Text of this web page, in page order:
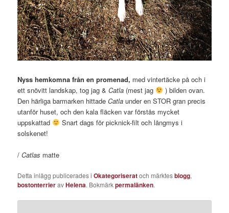
Nyss hemkomna från en promenad, med vintertäcke på och i
ett snövitt landskap, tog jag &Catla (mest jag
) bilden ovan.
Den härliga barmarken hittadeCatla under en STOR gran precis
utanför huset, och den kala fläcken var förstås mycket
uppskattad
Snart dags för picknick-filt och långmys i
solskenet!
/Catlas matte
Detta inlägg publicerades iOkategoriseratoch märktesblogg,
bostonterrieravHelena. Bokmärkpermalänken.